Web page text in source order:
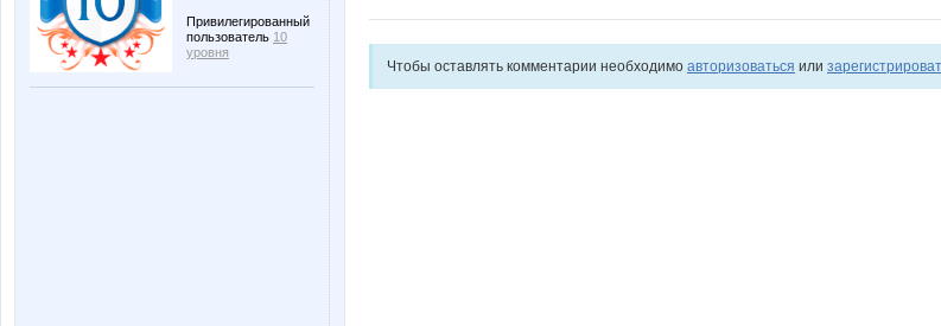
Привилегированный
пользователь 10
уровня
Чтобы оставлять комментарии необходимо авторизоваться или